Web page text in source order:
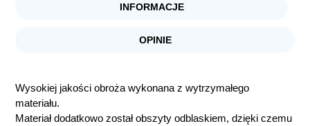
INFORMACJE
OPINIE
Wysokiej jakości obroża wykonana z wytrzymałego
materiału.
Materiał dodatkowo został obszyty odblaskiem, dzięki czemu